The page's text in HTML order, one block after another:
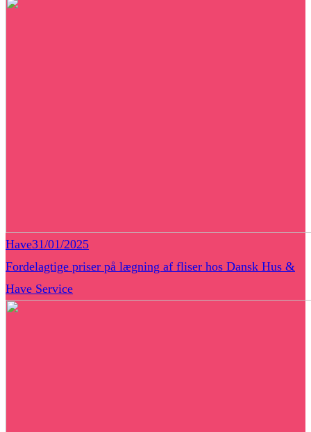
Have31/01/2025
Fordelagtige priser på lægning af fliser hos Dansk Hus &
Have Service